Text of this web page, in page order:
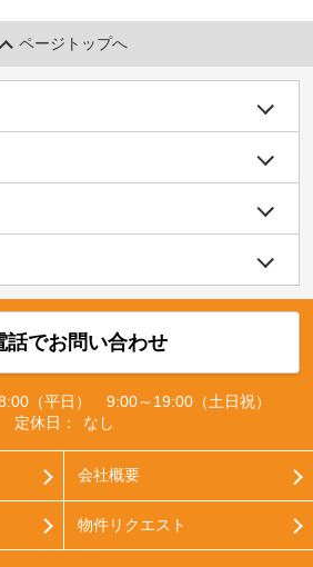
ページトップへ
話でお問い合わせ
（平日） 9:00～19:00（土日祝）
定休日：
なし
会社概要
物件リクエスト